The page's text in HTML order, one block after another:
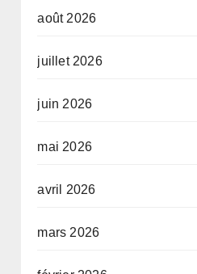
août 2026
juillet 2026
juin 2026
mai 2026
avril 2026
mars 2026